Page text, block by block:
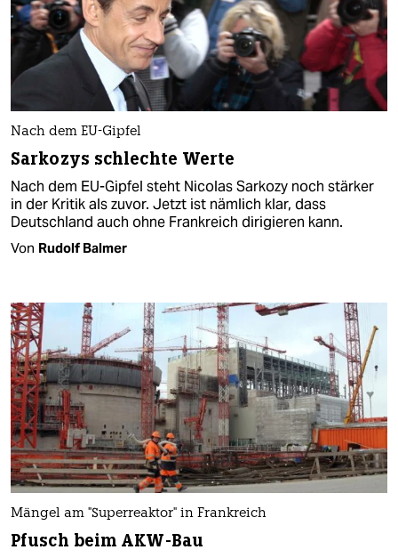
Nach dem EU-Gipfel
Sarkozys schlechte Werte
Nach dem EU-Gipfel steht Nicolas Sarkozy noch stärker
in der Kritik als zuvor. Jetzt ist nämlich klar, dass
Deutschland auch ohne Frankreich dirigieren kann.
Von Rudolf Balmer
Mängel am "Superreaktor" in Frankreich
Pfusch beim AKW-Bau